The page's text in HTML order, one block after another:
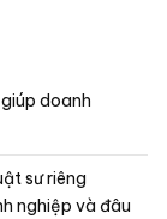
doanh
sư riêng
nghiệp và đâu